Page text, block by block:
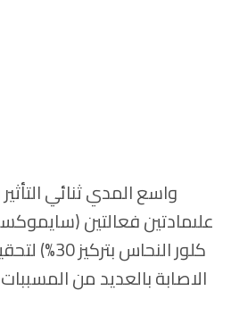
واسع المدي ثنائي
كلور
الاصابة بالعديد من